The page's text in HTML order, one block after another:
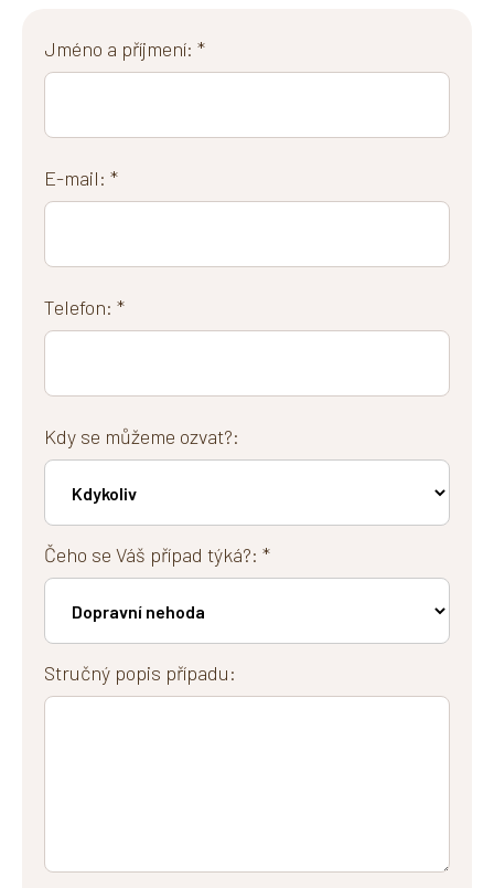
Jméno a příjmení: *
E-mail: *
Telefon: *
Kdy se můžeme ozvat?:
Čeho se Váš případ týká?: *
Stručný popis případu: